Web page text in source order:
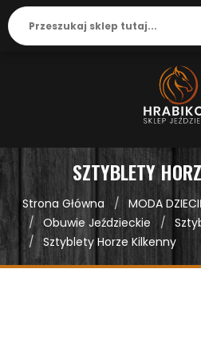
SZTYBLETY
Strona Główna
MODA
Obuwie Jeździeckie
Sztyblety Horze Kilkenny